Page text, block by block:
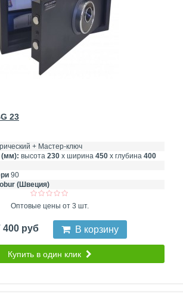
23
+ Мастер-ключ
(мм): высота 230 х ширина 450 х глубина 400
90
(Швеция)
Оптовые цены от 3 шт.
400 руб В корзину
Купить в один клик